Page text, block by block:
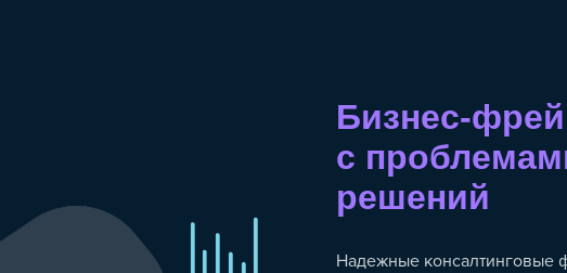
Бизнес-
с
решений
Надежные консалтинговые